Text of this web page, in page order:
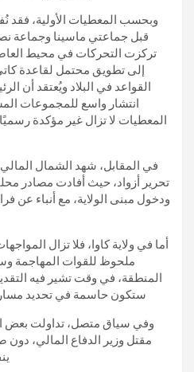
وبحسب المعطيات الأولية،
قبل جماعتي ماسينا وجماعة
تركزت التحركات في محيط
إلى تطويق محتمل لقاعدة
القواعد في البلاد ويُعتقد أن
انتشار واسع للمجموعات
المعطيات لا تزال غير مؤكدة
في المقابل، شهد الشمال
تحرير أزواد، حيث أفادت مصادر
ودخول مبنى الولاية، مع أنباء عن
أما في ولاية كاوا، فلا تزال
ملحوظ للقوات المهاجمة
المنطقة، في وقت تشير فيه
ستكون حاسمة في تحديد مسار
وفي سياق متصل، تداولت بعض
مقتل وزير الدفاع المالي،